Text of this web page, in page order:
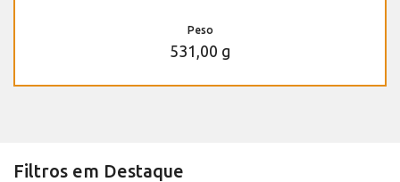
Peso
531,00 g
Filtros em Destaque